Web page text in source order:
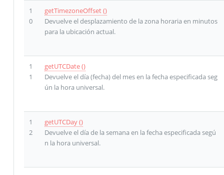
1
0
getTimezoneOffset ()
Devuelve el desplazamiento de la zona horaria en minutos
para la ubicación actual.
1
1
getUTCDate ()
Devuelve el día (fecha) del mes en la fecha especificada seg
ún la hora universal.
1
2
getUTCDay ()
Devuelve el día de la semana en la fecha especificada segú
n la hora universal.